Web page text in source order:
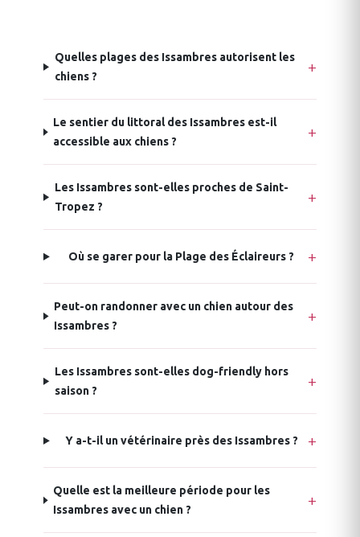
Quelles plages des Issambres autorisent les
chiens ?
Le sentier du littoral des Issambres est-il
accessible aux chiens ?
Les Issambres sont-elles proches de Saint-
Tropez ?
Où se garer pour la Plage des Éclaireurs ?
Peut-on randonner avec un chien autour des
Issambres ?
Les Issambres sont-elles dog-friendly hors
saison ?
Y a-t-il un vétérinaire près des Issambres ?
Quelle est la meilleure période pour les
Issambres avec un chien ?